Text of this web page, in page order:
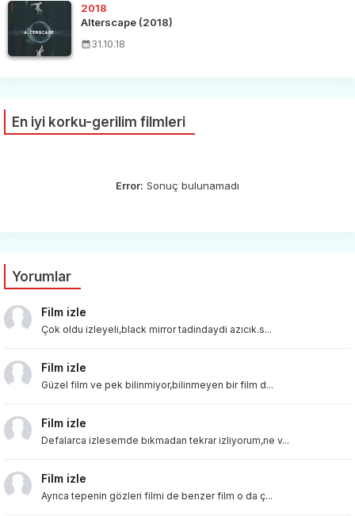
2018
Alterscape (2018)
31.10.18
En iyi korku-gerilim filmleri
Error: Sonuç bulunamadı
Yorumlar
Film izle
Çok oldu izleyeli,black mirror tadindaydi azıcık.s...
Film izle
Güzel film ve pek bilinmiyor,bilinmeyen bir film d...
Film izle
Defalarca izlesemde bıkmadan tekrar izliyorum,ne v...
Film izle
Ayrıca tepenin gözleri filmi de benzer film o da ç...